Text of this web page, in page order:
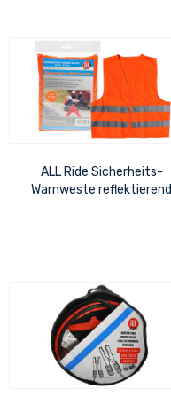
ALL Ride Sicherheits-
Warnweste reflektierend